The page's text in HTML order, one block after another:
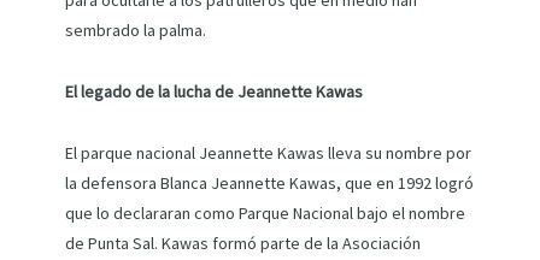
sembrado la palma.
El legado de la lucha de Jeannette Kawas
El parque nacional Jeannette Kawas lleva su nombre por
la defensora Blanca Jeannette Kawas, que en 1992 logró
que lo declararan como Parque Nacional bajo el nombre
de Punta Sal. Kawas formó parte de la Asociación